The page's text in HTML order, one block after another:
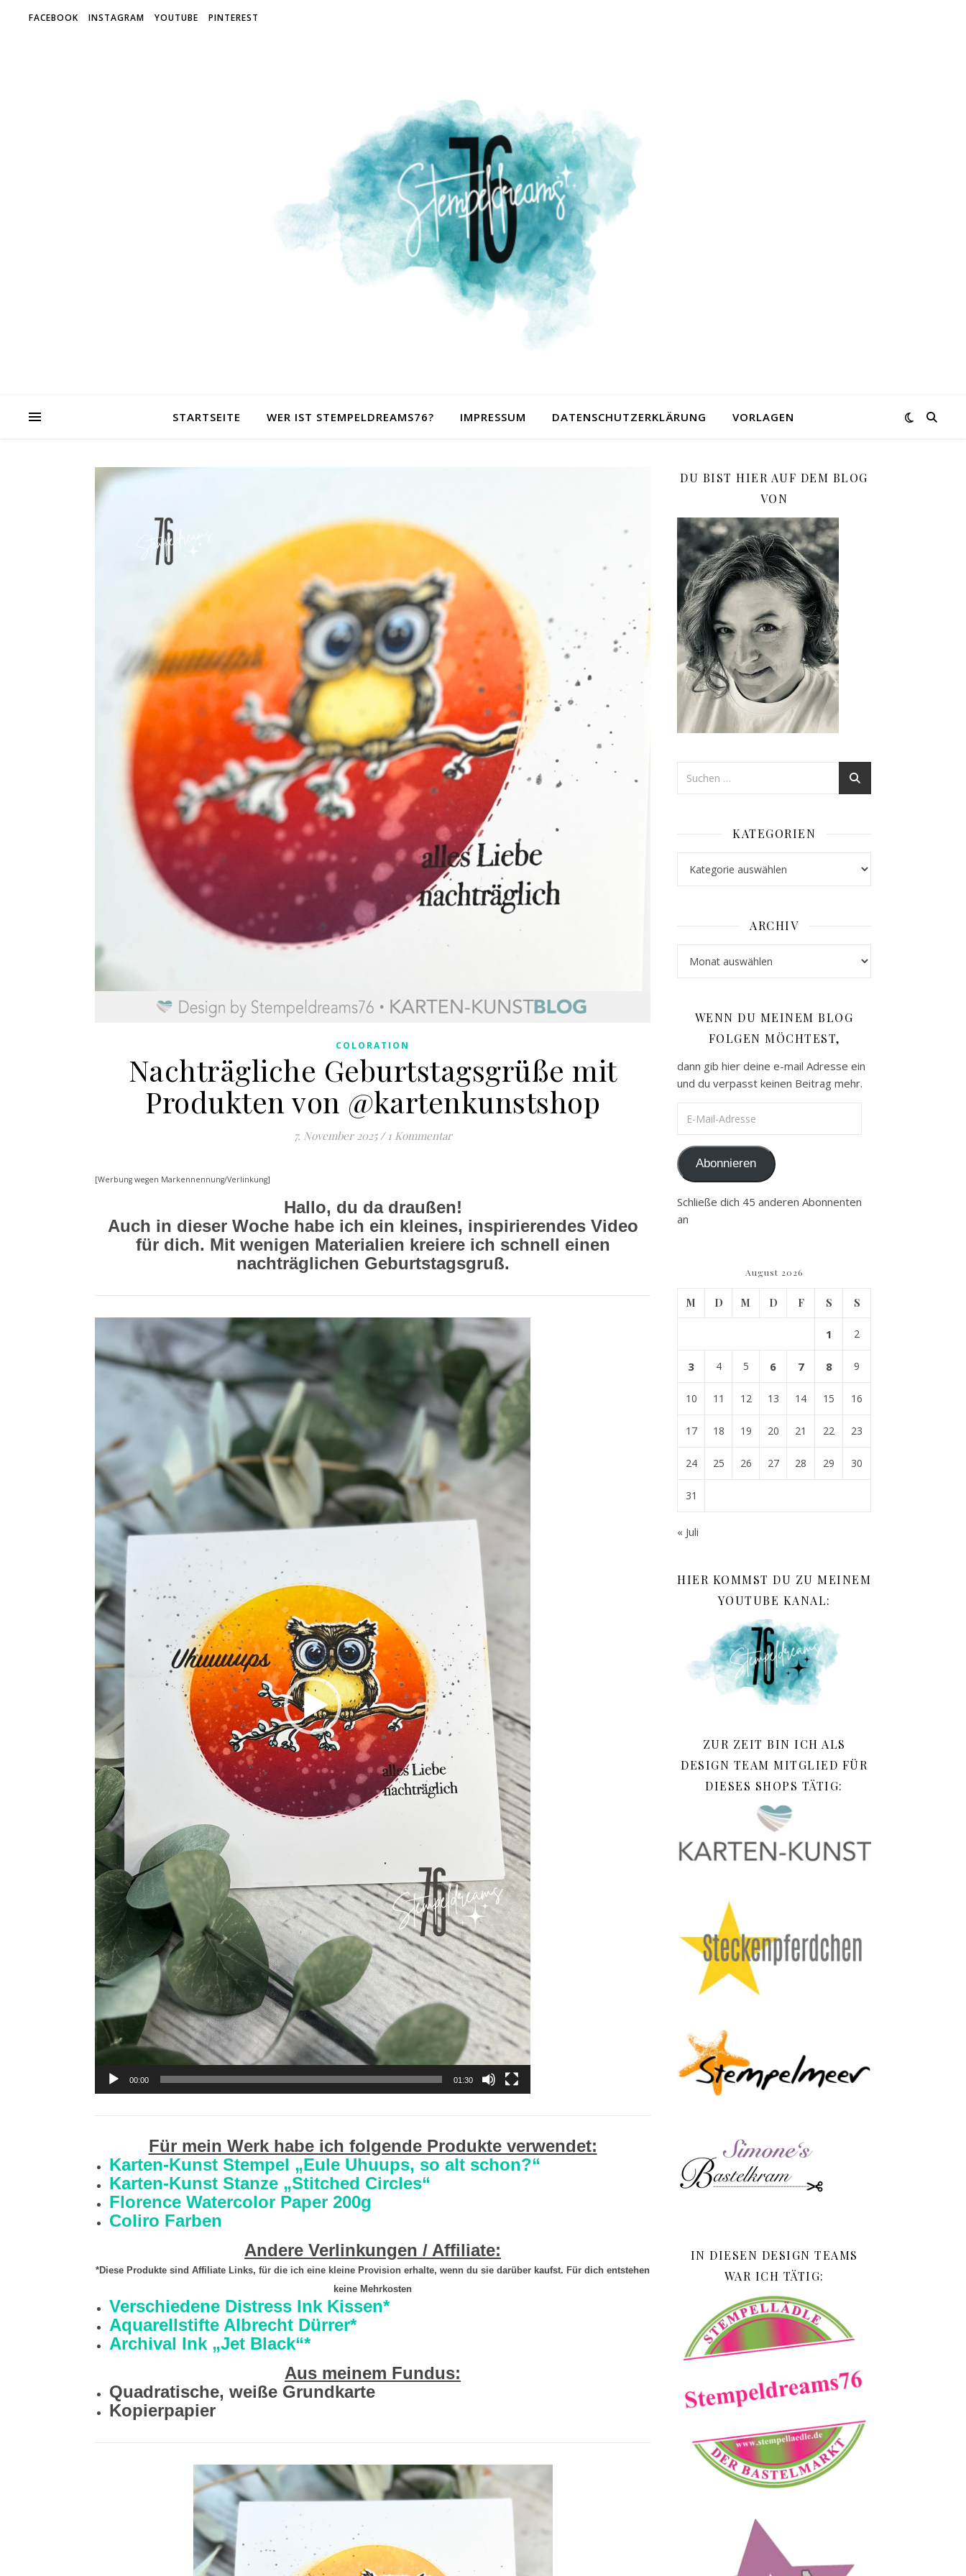
FACEBOOK INSTAGRAM YOUTUBE PINTEREST
STARTSEITE WER IST STEMPELDREAMS76? IMPRESSUM DATENSCHUTZERKLÄRUNG VORLAGEN
COLORATION
Nachträgliche Geburtstagsgrüße mit
Produkten von @kartenkunstshop
7. November 2025 / 1 Kommentar
[Werbung wegen Markennennung/Verlinkung]
Hallo, du da draußen!
Auch in dieser Woche habe ich ein kleines, inspirierendes Video
für dich. Mit wenigen Materialien kreiere ich schnell einen
nachträglichen Geburtstagsgruß.
00:00 01:30
Für mein Werk habe ich folgende Produkte verwendet:
Karten-Kunst Stempel „Eule Uhuups, so alt schon?“
Karten-Kunst Stanze „Stitched Circles“
Florence Watercolor Paper 200g
Coliro Farben
Andere Verlinkungen / Affiliate:
*Diese Produkte sind Affiliate Links, für die ich eine kleine Provision erhalte, wenn du sie darüber kaufst. Für dich entstehen
keine Mehrkosten
Verschiedene Distress Ink Kissen*
Aquarellstifte Albrecht Dürrer*
Archival Ink „Jet Black“*
Aus meinem Fundus:
Quadratische, weiße Grundkarte
Kopierpapier
DU BIST HIER AUF DEM BLOG
VON
KATEGORIEN
ARCHIV
WENN DU MEINEM BLOG
FOLGEN MÖCHTEST,
dann gib hier deine e-mail Adresse ein
und du verpasst keinen Beitrag mehr.
Abonnieren
Schließe dich 45 anderen Abonnenten
an
August 2026
M D M D F S S
1 2
3 4 5 6 7 8 9
10 11 12 13 14 15 16
17 18 19 20 21 22 23
24 25 26 27 28 29 30
31
« Juli
HIER KOMMST DU ZU MEINEM
YOUTUBE KANAL:
ZUR ZEIT BIN ICH ALS
DESIGN TEAM MITGLIED FÜR
DIESES SHOPS TÄTIG:
IN DIESEN DESIGN TEAMS
WAR ICH TÄTIG: